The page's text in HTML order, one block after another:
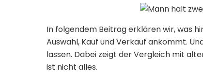
In folgendem Beitrag erklären wir, was
Auswahl, Kauf und Verkauf ankommt.
lassen. Dabei zeigt der Vergleich mit
ist nicht alles.